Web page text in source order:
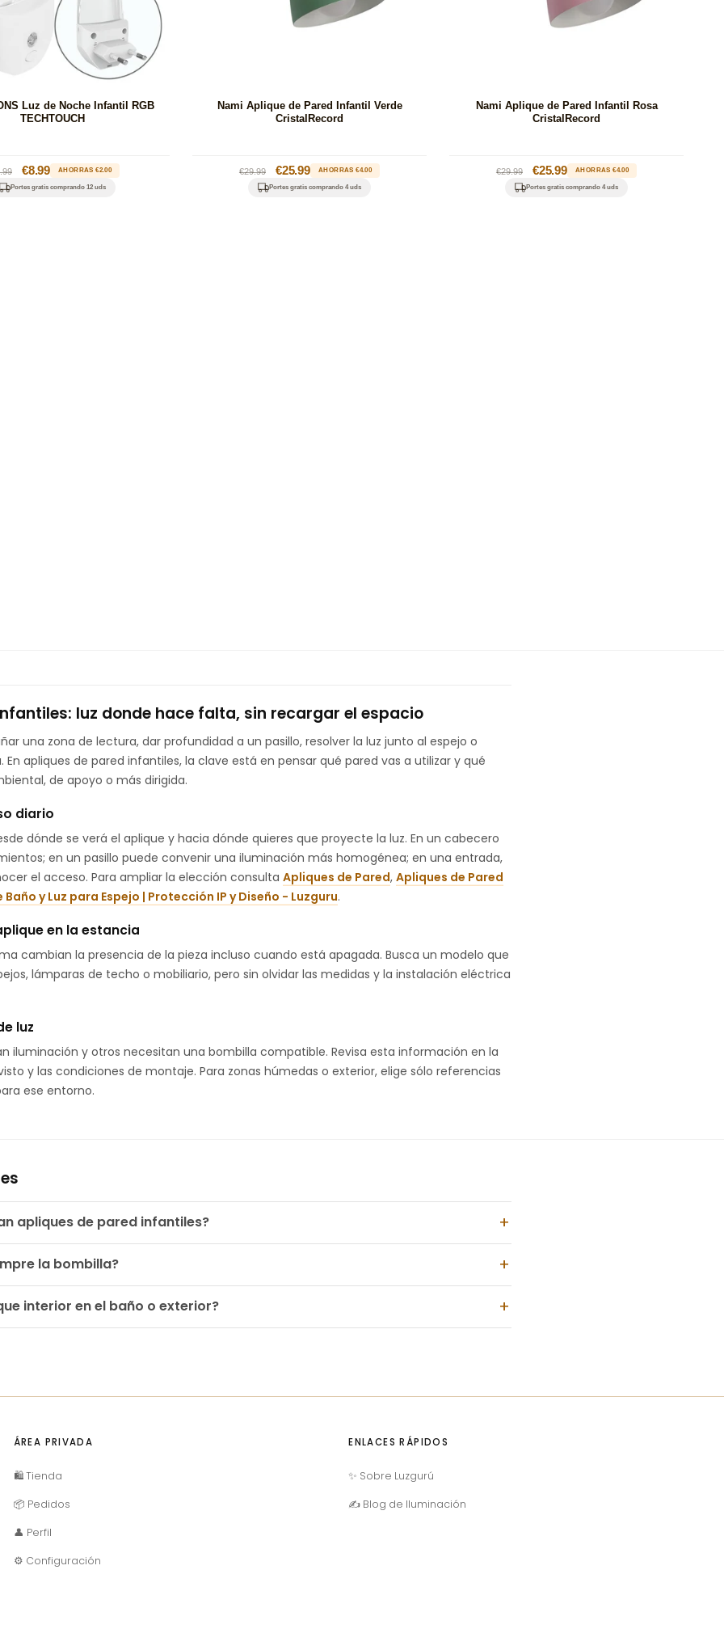
Luz de Noche Infantil RGB
TECHTOUCH
Precio
oferta
€8.99 AHORRAS €2.00
Portes gratis comprando 12 uds
Nami Aplique de Pared Infantil Verde
CristalRecord
Precio
habitual
€29.99
Precio
oferta
€25.99 AHORRAS €4.00
Portes gratis comprando 4 uds
Nami Aplique de Pared Infantil Rosa
CristalRecord
Precio
habitual
€29.99
Precio
oferta
€25.99 AHORRAS €4.00
Portes gratis comprando 4 uds
luz donde hace falta, sin recargar el espacio
una zona de lectura, dar profundidad a un pasillo, resolver la luz junto al espejo o
En apliques de pared infantiles, la clave está en pensar qué pared vas a utilizar y qué
de apoyo o más dirigida.
diario
dónde se verá el aplique y hacia dónde quieres que proyecte la luz. En un cabecero
en un pasillo puede convenir una iluminación más homogénea; en una entrada,
el acceso. Para ampliar la elección consulta Apliques de Pared, Apliques de Pared
y Luz para Espejo | Protección IP y Diseño - Luzguru.
en la estancia
cambian la presencia de la pieza incluso cuando está apagada. Busca un modelo que
lámparas de techo o mobiliario, pero sin olvidar las medidas y la instalación eléctrica
luz
iluminación y otros necesitan una bombilla compatible. Revisa esta información en la
y las condiciones de montaje. Para zonas húmedas o exterior, elige sólo referencias
ese entorno.
apliques de pared infantiles?
la bombilla?
interior en el baño o exterior?
ÁREA PRIVADA
🛍️ Tienda
📦 Pedidos
👤 Perfil
⚙️ Configuración
ENLACES RÁPIDOS
✨ Sobre Luzgurú
✍ Blog de Iluminación